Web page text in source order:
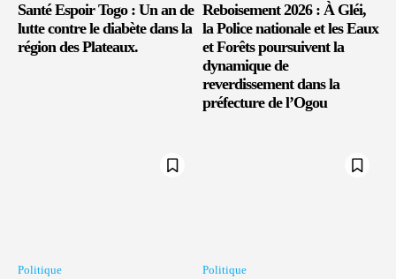
Santé Espoir Togo : Un an de
lutte contre le diabète dans la
région des Plateaux.
Reboisement 2026 : À Gléi,
la Police nationale et les Eaux
et Forêts poursuivent la
dynamique de
reverdissement dans la
préfecture de l’Ogou
Politique Politique